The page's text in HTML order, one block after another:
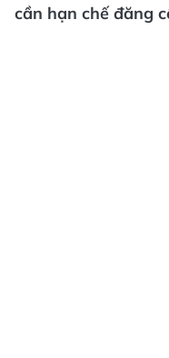
cần hạn chế đăng